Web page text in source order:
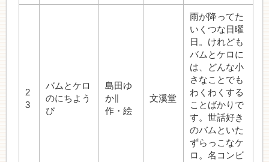
2
3
バムとケロ
のにちよう
び
島田ゆ
か∥
作・絵
文溪堂
雨が降ってた
いくつな日曜
日。けれども
バムとケロに
は、どんな小
さなことでも
わくわくする
ことばかりで
す。世話好き
のバムといた
ずらっこなケ
ロ。名コンビ